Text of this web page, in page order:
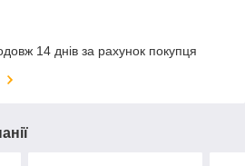
14 днів за рахунок покупця